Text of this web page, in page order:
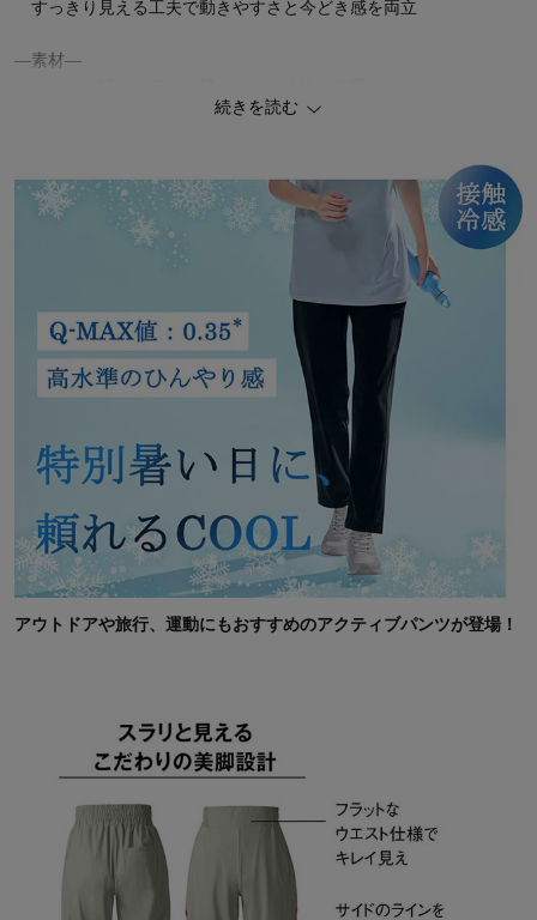
すっきり見える工夫で動きやすさと今どき感を両立
―素材―
同素材のクロップド丈
続きを読む
アウトドアや旅行、運動にもおすすめのアクティブパンツが登場！